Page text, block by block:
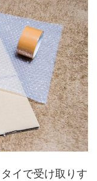
イで受け取りす